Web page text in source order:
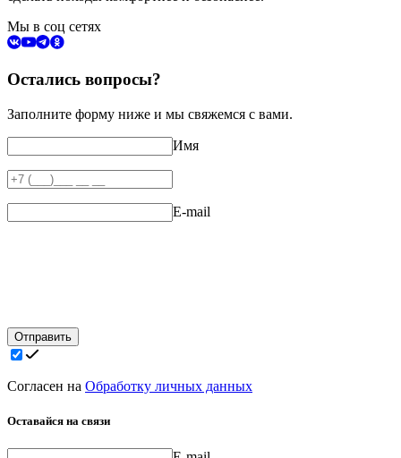
Мы в соц сетях
Остались вопросы?
Заполните форму ниже и мы свяжемся с вами.
Имя
E-mail
Отправить
Согласен на Обработку личных данных
Оставайся на связи